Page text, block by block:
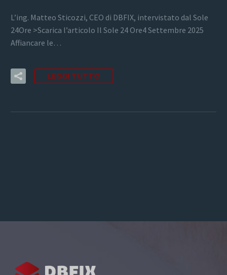
L’ing. Matteo Sticozzi, CEO di DBFIX, intervistato dal Sole
24Ore >Scarica l’articolo Il Sole 24 Ore4 Settembre 2025
Affiancare le…
LEGGI TUTTO